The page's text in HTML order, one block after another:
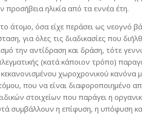
ηλικία από τα εννέα έτη.
άτομο, όσα είχε περάσει ως νεογνό
για όλες τις διαδικασίες που
την αντίδραση και δράση, τότε
(κατά κάποιον τρόπο)
χωροχρονικού κανόνα
που να είναι διαφοροποιημένο
στοιχείων που παράγει η
συμβάλλουν η επίφυση, η υπόφυση